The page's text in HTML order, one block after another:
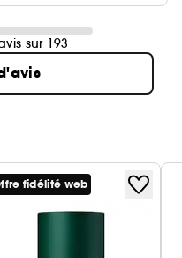
sur 193
fidélité web